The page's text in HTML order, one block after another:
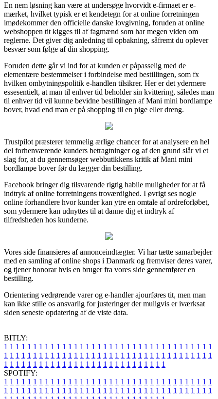
En nem løsning kan være at undersøge hvorvidt e-firmaet er e-
mærket, hvilket typisk er et kendetegn for at online forretningen
imødekommer den officielle danske lovgivning, foruden at online
webshoppen tit kigges til af fagmænd som har megen viden om
reglerne. Det giver dig anledning til opbakning, såfremt du oplever
besvær som følge af din shopping.
Foruden dette går vi ind for at kunden er påpasselig med de
elementære bestemmelser i forbindelse med bestillingen, som fx
hvilken ombytningspolitik e-handlen tilsikrer. Her er det ydermere
essesentielt, at man til enhver tid beholder sin kvittering, således man
til enhver tid vil kunne bevidne bestillingen af Mani mini bordlampe
bover, hvad end man er på shopping til en pige eller dreng.
Trustpilot præsterer temmelig ærlige chancer for at analysere en hel
del forhenværende kunders betragtninger og af den grund slår vi et
slag for, at du gennemsøger webbutikkens kritik af Mani mini
bordlampe bover før du lægger din bestilling.
Facebook bringer dig tilsvarende rigtig habile muligheder for at få
indtryk af online forretningens troværdighed. I øvrigt ses nogle
online forhandlere hvor kunder kan ytre en omtale af ordreforløbet,
som ydermere kan udnyttes til at danne dig et indtryk af
tilfredsheden hos kunderne.
Vores side finansieres af annonceindtægter. Vi har tætte samarbejder
med en samling af online shops i Danmark og fremviser deres varer,
og tjener honorar hvis en bruger fra vores side gennemfører en
bestilling.
Orientering vedrørende varer og e-handler ajourføres tit, men man
kan ikke stille os ansvarlig for justeringer der muligvis er iværksat
siden seneste opdatering af de viste data.
BITLY:
1 1 1 1 1 1 1 1 1 1 1 1 1 1 1 1 1 1 1 1 1 1 1 1 1 1 1 1 1 1 1 1 1 1 1 1
1 1 1 1 1 1 1 1 1 1 1 1 1 1 1 1 1 1 1 1 1 1 1 1 1 1 1 1 1 1 1 1 1 1 1 1
1 1 1 1 1 1 1 1 1 1 1 1 1 1 1 1 1 1 1 1 1 1 1 1 1 1 1 1
SPOTIFY:
1 1 1 1 1 1 1 1 1 1 1 1 1 1 1 1 1 1 1 1 1 1 1 1 1 1 1 1 1 1 1 1 1 1 1 1
1 1 1 1 1 1 1 1 1 1 1 1 1 1 1 1 1 1 1 1 1 1 1 1 1 1 1 1 1 1 1 1 1 1 1 1